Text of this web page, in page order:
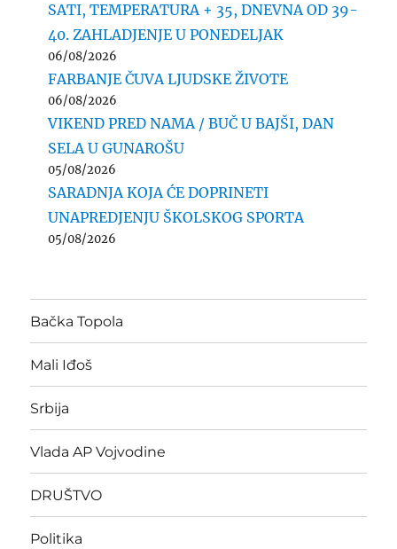
SATI, TEMPERATURA + 35, DNEVNA OD 39-
40. ZAHLADJENJE U PONEDELJAK
06/08/2026
FARBANJE ČUVA LJUDSKE ŽIVOTE
06/08/2026
VIKEND PRED NAMA / BUČ U BAJŠI, DAN
SELA U GUNAROŠU
05/08/2026
SARADNJA KOJA ĆE DOPRINETI
UNAPREDJENJU ŠKOLSKOG SPORTA
05/08/2026
Bačka Topola
Mali Iđoš
Srbija
Vlada AP Vojvodine
DRUŠTVO
Politika